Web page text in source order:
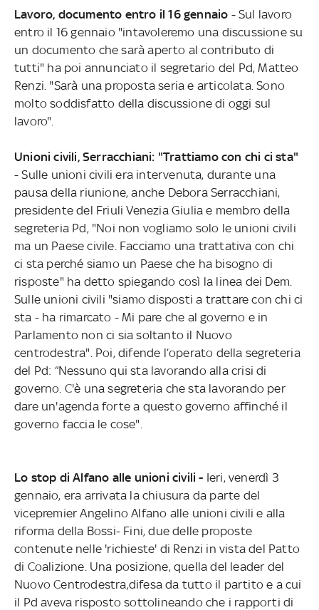
Lavoro, documento entro il 16 gennaio - Sul lavoro
entro il 16 gennaio "intavoleremo una discussione su
un documento che sarà aperto al contributo di
tutti" ha poi annunciato il segretario del Pd, Matteo
Renzi. "Sarà una proposta seria e articolata. Sono
molto soddisfatto della discussione di oggi sul
lavoro".
Unioni civili, Serracchiani: "Trattiamo con chi ci sta"
- Sulle unioni civili era intervenuta, durante una
pausa della riunione, anche Debora Serracchiani,
presidente del Friuli Venezia Giulia e membro della
segreteria Pd, "Noi non vogliamo solo le unioni civili
ma un Paese civile. Facciamo una trattativa con chi
ci sta perché siamo un Paese che ha bisogno di
risposte" ha detto spiegando così la linea dei Dem.
Sulle unioni civili "siamo disposti a trattare con chi ci
sta - ha rimarcato - Mi pare che al governo e in
Parlamento non ci sia soltanto il Nuovo
centrodestra". Poi, difende l’operato della segreteria
del Pd: “Nessuno qui sta lavorando alla crisi di
governo. C'è una segreteria che sta lavorando per
dare un'agenda forte a questo governo affinché il
governo faccia le cose".
Lo stop di Alfano alle unioni civili - Ieri, venerdì 3
gennaio, era arrivata la chiusura da parte del
vicepremier Angelino Alfano alle unioni civili e alla
riforma della Bossi- Fini, due delle proposte
contenute nelle 'richieste' di Renzi in vista del Patto
di Coalizione. Una posizione, quella del leader del
Nuovo Centrodestra,difesa da tutto il partito e a cui
il Pd aveva risposto sottolineando che i rapporti di